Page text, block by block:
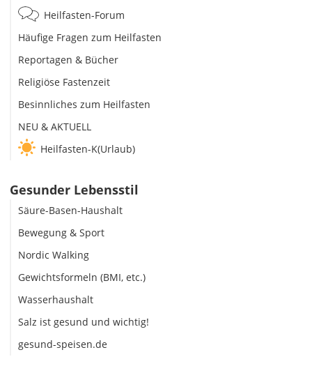
Heilfasten-Forum
Häufige Fragen zum Heilfasten
Reportagen & Bücher
Religiöse Fastenzeit
Besinnliches zum Heilfasten
NEU & AKTUELL
Heilfasten-K(Urlaub)
Gesunder Lebensstil
Säure-Basen-Haushalt
Bewegung & Sport
Nordic Walking
Gewichtsformeln (BMI, etc.)
Wasserhaushalt
Salz ist gesund und wichtig!
gesund-speisen.de